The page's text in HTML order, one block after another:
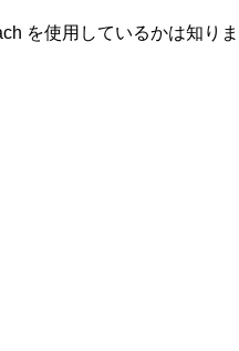
を使用しているかは知